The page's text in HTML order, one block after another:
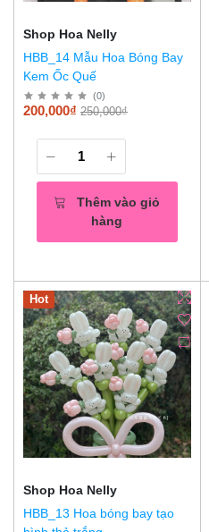
Shop Hoa Nelly
HBB_14 Mẫu Hoa Bóng Bay
Kem Ốc Quế
(0)
250,000₫
200,000₫
Thêm vào giỏ
hàng
Hot
Shop Hoa Nelly
HBB_13 Hoa bóng bay tạo